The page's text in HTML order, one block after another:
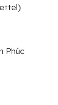
Phúc